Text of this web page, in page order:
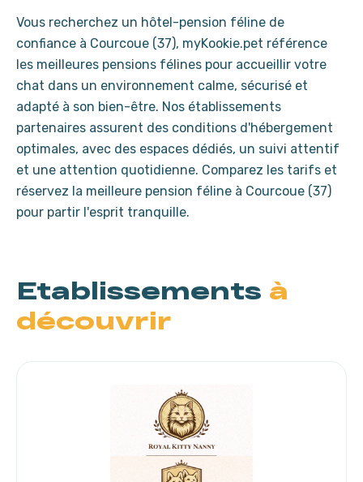
Vous recherchez un hôtel-pension féline de
confiance à Courcoue (37), myKookie.pet référence
les meilleures pensions félines pour accueillir votre
chat dans un environnement calme, sécurisé et
adapté à son bien-être. Nos établissements
partenaires assurent des conditions d'hébergement
optimales, avec des espaces dédiés, un suivi attentif
et une attention quotidienne. Comparez les tarifs et
réservez la meilleure pension féline à Courcoue (37)
pour partir l'esprit tranquille.
Etablissements à
découvrir